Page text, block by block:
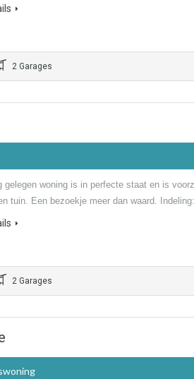
2 Garages
gelegen woning is in perfecte staat en is
tuin. Een bezoekje meer dan waard.
2 Garages